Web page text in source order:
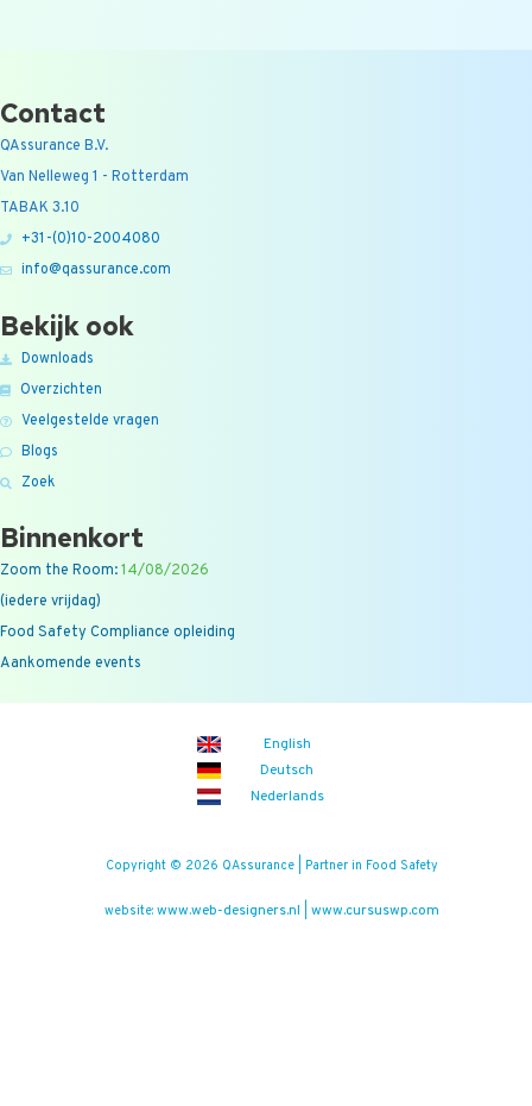
Contact
QAssurance B.V.
Van Nelleweg 1 - Rotterdam
TABAK 3.10
+31-(0)10-2004080
info@qassurance.com
Bekijk ook
Downloads
Overzichten
Veelgestelde vragen
Blogs
Zoek
Binnenkort
Zoom the Room:14/08/2026
(iedere vrijdag)
Food Safety Compliance opleiding
Aankomende events
English
Deutsch
Nederlands
Copyright © 2026 QAssurance | Partner in Food Safety
website: www.web-designers.nl www.cursuswp.com